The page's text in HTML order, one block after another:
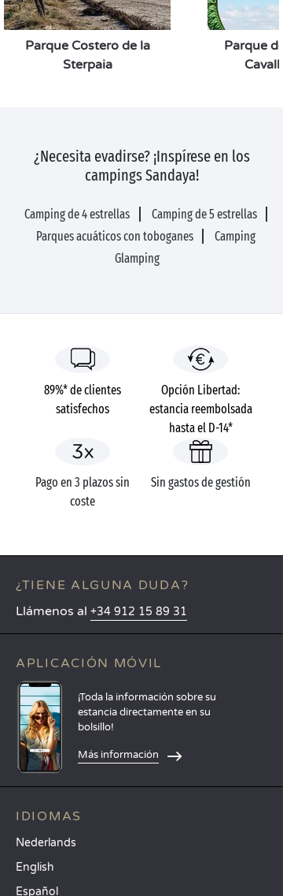
Parque Costero de la
Sterpaia
Parque
¿Necesita evadirse? ¡Inspírese en los
campings Sandaya!
Camping de 4 estrellas
Camping de 5 estrellas
Parques acuáticos con toboganes
Camping
Glamping
89%* de clientes
satisfechos
Opción Libertad:
estancia reembolsada
hasta el D-14*
Pago en 3 plazos sin
coste
Sin gastos de gestión
¿TIENE ALGUNA DUDA?
Llámenos al +34 912 15 89 31
APLICACIÓN MÓVIL
¡Toda la información sobre su
estancia directamente en su
bolsillo!
Más información
IDIOMAS
Nederlands
English
Español